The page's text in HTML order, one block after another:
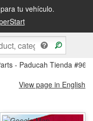
tu vehículo.
recógela en la tienda
- Paducah Tienda #960
View page in English